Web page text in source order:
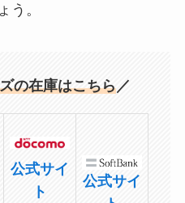
う。
の在庫はこちら／
公式サイ
ト
公式サイ